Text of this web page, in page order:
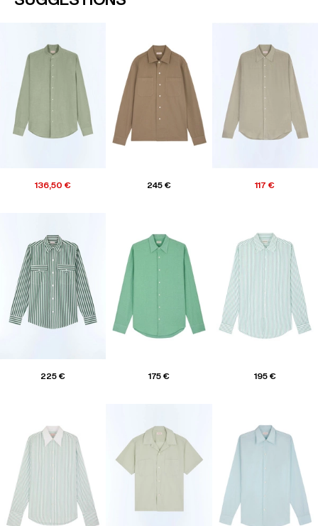
136,50 € 245 € 117 €
225 € 175 € 195 €